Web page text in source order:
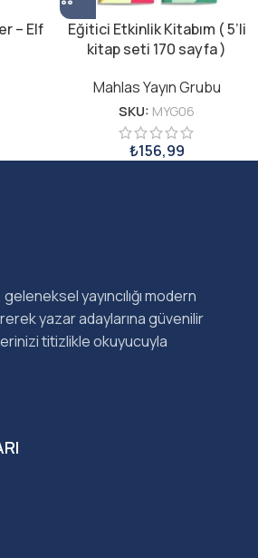
– Elf
Eğitici Etkinlik Kitabım ( 5’li
kitap seti 170 sayfa )
Mahlas Yayın Grubu
SKU: MYG06
₺156,99
yayıncılığı modern
yazar adaylarına güvenilir
titizlikle okuyucuyla